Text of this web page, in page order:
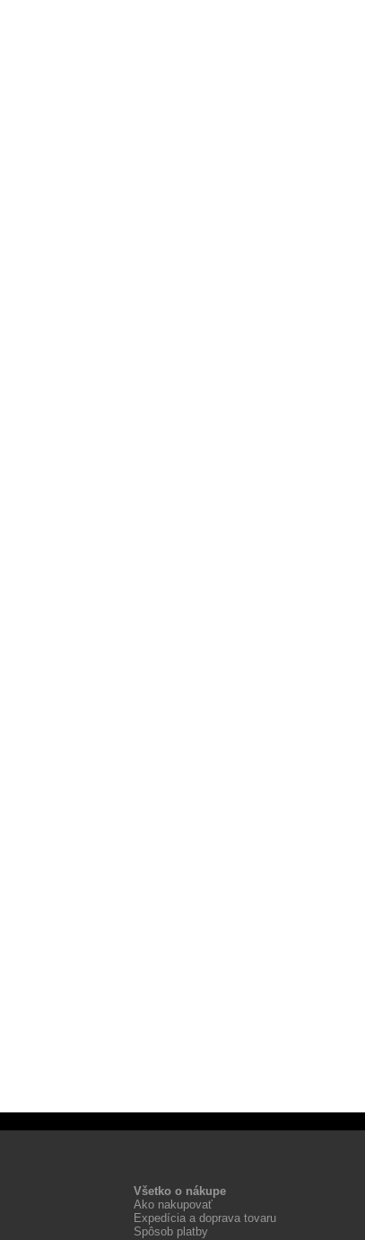
Všetko o nákupe
Ako nakupovať
Expedícia a doprava tovaru
Spôsob platby